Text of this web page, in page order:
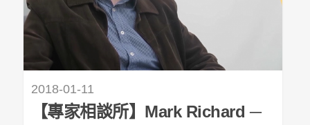
2018-01-11
【專家相談所】Mark Richard ─